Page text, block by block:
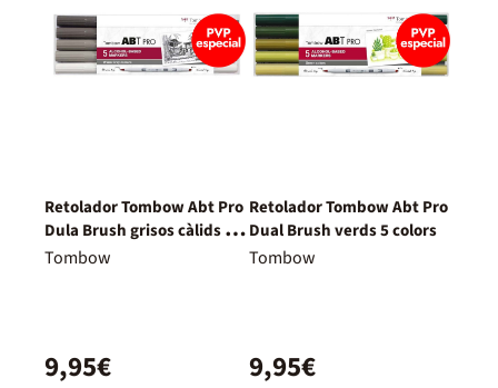
Retolador Tombow Abt Pro
Dula Brush grisos càlids 5
colors
Tombow
9,95€
Retolador Tombow Abt Pro
Dual Brush verds 5 colors
Tombow
9,95€